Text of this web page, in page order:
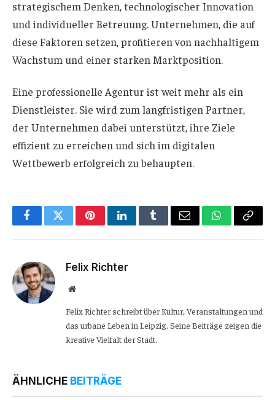
strategischem Denken, technologischer Innovation
und individueller Betreuung. Unternehmen, die auf
diese Faktoren setzen, profitieren von nachhaltigem
Wachstum und einer starken Marktposition.
Eine professionelle Agentur ist weit mehr als ein
Dienstleister. Sie wird zum langfristigen Partner,
der Unternehmen dabei unterstützt, ihre Ziele
effizient zu erreichen und sich im digitalen
Wettbewerb erfolgreich zu behaupten.
FacebookTwitterPinterestLinkedInTumblrEmail WhatsApp
Copy
Felix Richter
Website
Felix Richter schreibt über Kultur, Veranstaltungen und
das urbane Leben in Leipzig. Seine Beiträge zeigen die
kreative Vielfalt der Stadt.
ÄHNLICHE BEITRÄGE